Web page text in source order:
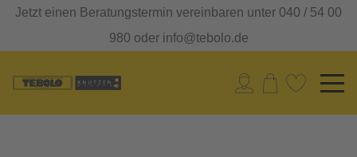
Jetzt einen Beratungstermin vereinbaren unter 040 / 54 00
980 oder info@tebolo.de